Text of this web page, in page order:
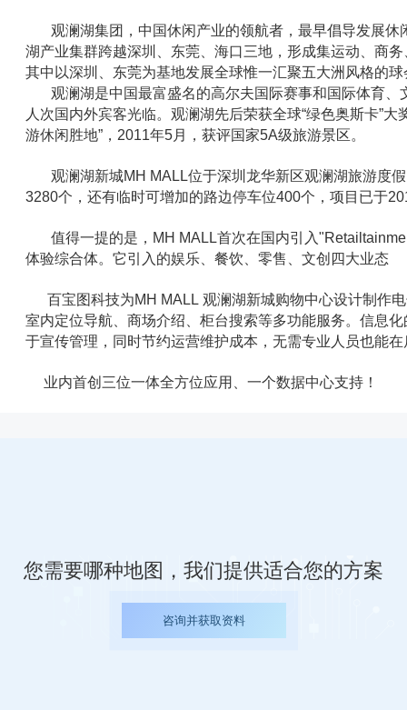
观澜湖集团，中国休闲产业的领航者，最早倡导发展休
湖产业集群跨越深圳、东莞、海口三地，形成集运动、商
其中以深圳、东莞为基地发展全球惟一汇聚五大洲风格的
观澜湖是中国最富盛名的高尔夫国际赛事和国际体育、
人次国内外宾客光临。观澜湖先后荣获全球“绿色奥斯卡”
游休闲胜地”，2011年5月，获评国家5A级旅游景区。
观澜湖新城MH MALL位于深圳龙华新区观澜湖旅游度
3280个，还有临时可增加的路边停车位400个，项目已于
值得一提的是，MH MALL首次在国内引入
体验综合体。它引入的娱乐、餐饮、零售、文创四大业态
百宝图科技为MH MALL 观澜湖新城购物中心设计制作
室内定位导航、商场介绍、柜台搜索等多功能服务。信息
于宣传管理，同时节约运营维护成本，无需专业人员也能
业内首创三位一体全方位应用、一个数据中心支持！
您需要哪种地图，我们提供适合您的方案
咨询并获取资料